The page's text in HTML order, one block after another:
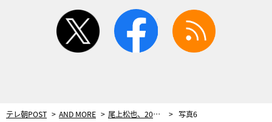
twitter facebook
テレ朝POST AND MORE 尾上松也、20歳で直面した歌舞伎俳優としての危機…そのとき“支え”になったこと 写真6